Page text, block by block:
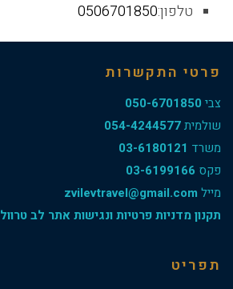
טלפון:0506701850
פרטי התקשרות
צבי 050-6701850
שולמית054-4244577
משרד 03-6180121
פקס 03-6199166
מייל zvilevtravel@gmail.com
תקנון מדניות פרטיות ונגישות אתר לב טרוול
תפריט